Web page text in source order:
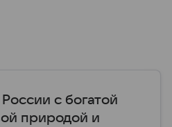
с богатой
природой и